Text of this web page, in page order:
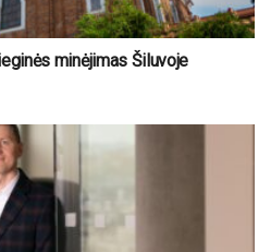
minėjimas Šiluvoje